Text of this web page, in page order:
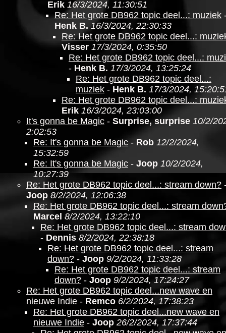
Erik 16/3/2024, 11:30:51
Re: Het grote DB962 topic deel...: muziek
Henk B. 16/3/2024, 22:30:33
Re: Het grote DB962 topic deel...:
Visser 17/3/2024, 0:35:50
Re: Het grote DB962 topic deel...:
- Henk B. 17/3/2024, 13:25:24
Re: Het grote DB962 topic deel...:
muziek - Henk B. 17/3/2024,
Re: Het grote DB962 topic deel...:
Erik 16/3/2024, 23:03:00
It's gonna be Magic - Surprise, surprise 10/2/
2:02:53
Re: It's gonna be Magic - Rob 12/2/2024,
15:32:59
Re: It's gonna be Magic - Joop 10/2/2024,
10:27:39
Re: Het grote DB962 topic deel...: stream down?
Joop 8/2/2024, 12:06:38
Re: Het grote DB962 topic deel...: stream
Marcel 8/2/2024, 13:22:10
Re: Het grote DB962 topic deel...: stream
- Dennis 8/2/2024, 22:38:18
Re: Het grote DB962 topic deel...: stream
down? - Joop 9/2/2024, 11:33:28
Re: Het grote DB962 topic deel...: stream
down? - Joop 9/2/2024, 17:24:27
Re: Het grote DB962 topic deel...new wave en
nieuwe Indie - Remco 6/2/2024, 17:38:23
Re: Het grote DB962 topic deel...new wave en
nieuwe Indie - Joop 26/2/2024, 17:37:44